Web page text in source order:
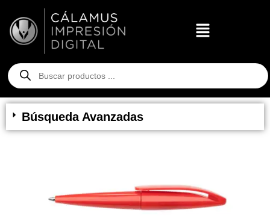
Búsqueda Avanzadas